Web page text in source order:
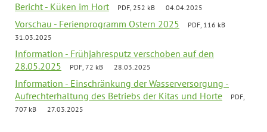
Bericht - Küken im Hort PDF, 252 kB 04.04.2025
Vorschau - Ferienprogramm Ostern 2025
PDF, 116 kB
31.03.2025
Information - Frühjahresputz verschoben auf den
28.05.2025
PDF, 72 kB 28.03.2025
Information - Einschränkung der Wasserversorgung -
Aufrechterhaltung des Betriebs der Kitas und Horte
PDF,
707 kB
27.03.2025